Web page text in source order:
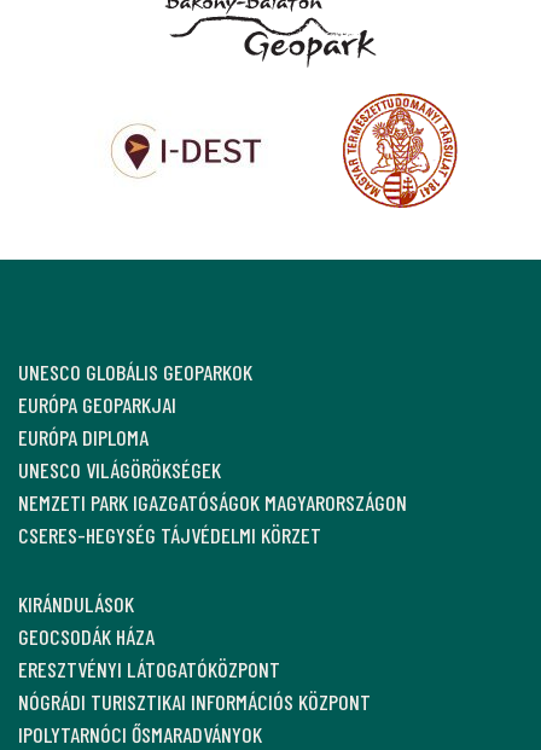
UNESCO GLOBÁLIS GEOPARKOK
EURÓPA GEOPARKJAI
EURÓPA DIPLOMA
UNESCO VILÁGÖRÖKSÉGEK
NEMZETI PARK IGAZGATÓSÁGOK MAGYARORSZÁGON
CSERES-HEGYSÉG TÁJVÉDELMI KÖRZET
KIRÁNDULÁSOK
GEOCSODÁK HÁZA
ERESZTVÉNYI LÁTOGATÓKÖZPONT
NÓGRÁDI TURISZTIKAI INFORMÁCIÓS KÖZPONT
IPOLYTARNÓCI ŐSMARADVÁNYOK